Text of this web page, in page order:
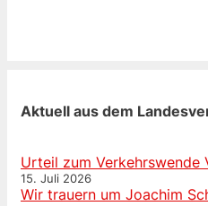
Aktuell aus dem
Urteil zum Verkehrswende
15. Juli 2026
Wir trauern um Joachim